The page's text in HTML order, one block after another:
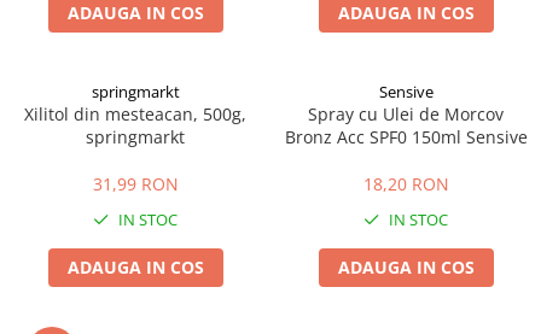
ADAUGA IN COS ADAUGA IN COS
springmarkt
Xilitol din mesteacan, 500g,
springmarkt
31,99 RON
IN STOC
ADAUGA IN COS
Sensive
Spray cu Ulei de Morcov
Bronz Acc SPF0 150ml Sensive
18,20 RON
IN STOC
ADAUGA IN COS